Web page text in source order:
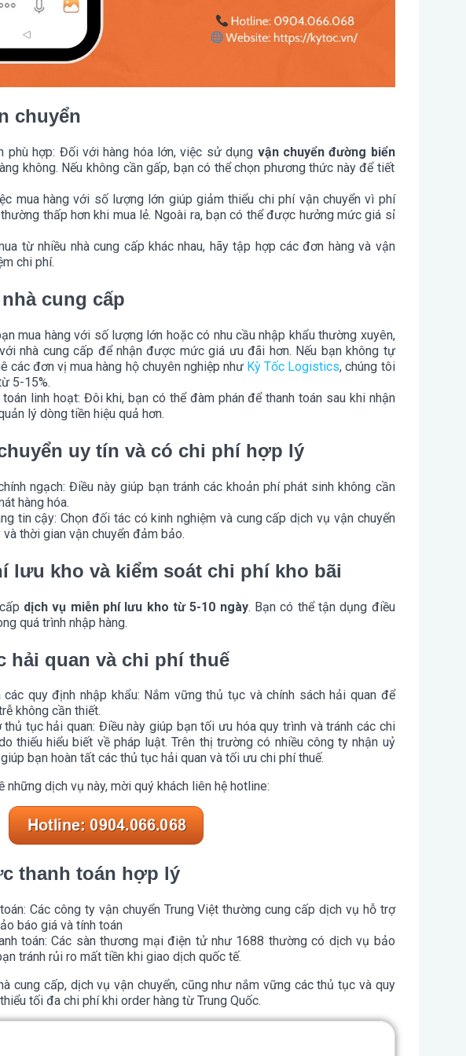
chuyển
phù hợp: Đối với hàng hóa lớn, việc sử dụng vận chuyển đường biển
không. Nếu không cần gấp, bạn có thể chọn phương thức này để tiết
mua hàng với số lượng lớn giúp giảm thiểu chi phí vận chuyển vì phí
thấp hơn khi mua lẻ. Ngoài ra, bạn có thể được hưởng mức giá sỉ
từ nhiều nhà cung cấp khác nhau, hãy tập hợp các đơn hàng và vận
chi phí.
cung cấp
mua hàng với số lượng lớn hoặc có nhu cầu nhập khẩu thường xuyên,
nhà cung cấp để nhận được mức giá ưu đãi hơn. Nếu bạn không tự
các đơn vị mua hàng hộ chuyên nghiệp như Kỳ Tốc Logistics, chúng tôi
5-15%.
toán linh hoạt: Đôi khi, bạn có thể đàm phán để thanh toán sau khi nhận
lý dòng tiền hiệu quả hơn.
uy tín và có chi phí hợp lý
ngạch: Điều này giúp bạn tránh các khoản phí phát sinh không cần
hàng hóa.
tin cậy: Chọn đối tác có kinh nghiệm và cung cấp dịch vụ vận chuyển
thời gian vận chuyển đảm bảo.
lưu kho và kiểm soát chi phí kho bãi
dịch vụ miễn phí lưu kho từ 5-10 ngày. Bạn có thể tận dụng điều
quá trình nhập hàng.
hải quan và chi phí thuế
các quy định nhập khẩu: Nắm vững thủ tục và chính sách hải quan để
không cần thiết.
thủ tục hải quan: Điều này giúp bạn tối ưu hóa quy trình và tránh các chi
thiếu hiểu biết về pháp luật. Trên thị trường có nhiều công ty nhận uỷ
bạn hoàn tất các thủ tục hải quan và tối ưu chi phí thuế.
dịch vụ này, mời quý khách liên hệ hotline:
thanh toán hợp lý
: Các công ty vận chuyển Trung Việt thường cung cấp dịch vụ hỗ trợ
báo giá và tính toán
toán: Các sàn thương mại điện tử như 1688 thường có dịch vụ bảo
tránh rủi ro mất tiền khi giao dịch quốc tế.
cung cấp, dịch vụ vận chuyển, cũng như nắm vững các thủ tục và quy
tối đa chi phí khi order hàng từ Trung Quốc.